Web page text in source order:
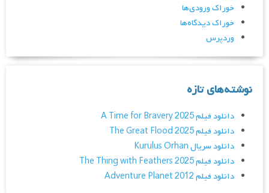
خوراک ورودی‌ها
خوراک دیدگاه‌ها
وردپرس
نوشته‌های تازه
دانلود فیلم A Time for Bravery 2025
دانلود فیلم The Great Flood 2025
دانلود سریال Kurulus Orhan
دانلود فیلم The Thing with Feathers 2025
دانلود فیلم Adventure Planet 2012